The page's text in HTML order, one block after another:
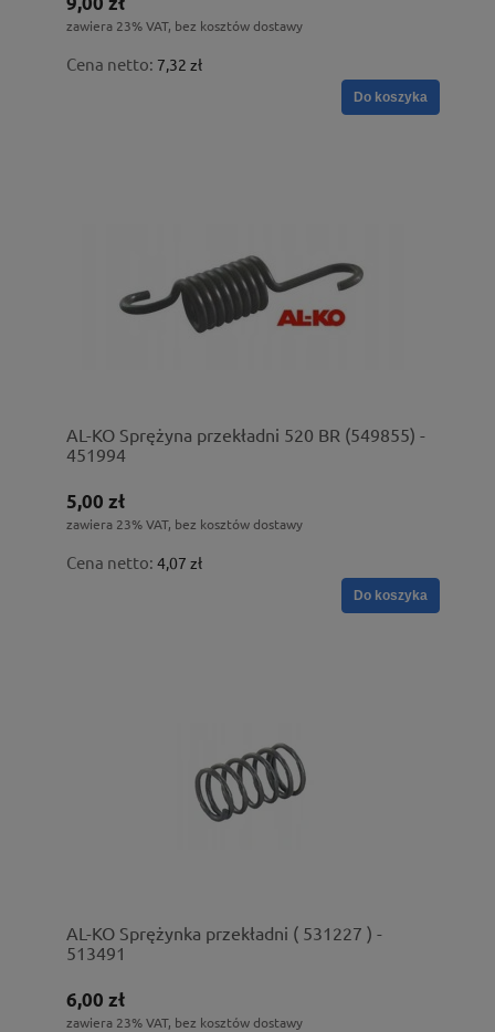
zawiera 23% VAT, bez kosztów dostawy
Cena netto: 7,32 zł
Do koszyka
AL-KO Sprężyna przekładni 520 BR (549855) -
451994
5,00 zł
zawiera 23% VAT, bez kosztów dostawy
Cena netto: 4,07 zł
Do koszyka
AL-KO Sprężynka przekładni ( 531227 ) -
513491
6,00 zł
zawiera 23% VAT, bez kosztów dostawy